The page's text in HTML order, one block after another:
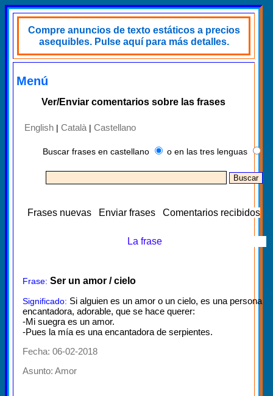
Compre anuncios de texto estáticos a precios
asequibles. Pulse aquí para más detalles.
Menú
Ver/Enviar comentarios sobre las frases
English | Català | Castellano
Buscar frases en castellano o en las tres lenguas
Frases nuevas Enviar frases Comentarios recibidos
La frase
Frase: Ser un amor / cielo
Significado: Si alguien es un amor o un cielo, es una persona
encantadora, adorable, que se hace querer:
-Mi suegra es un amor.
-Pues la mía es una encantadora de serpientes.
Fecha: 06-02-2018
Asunto: Amor